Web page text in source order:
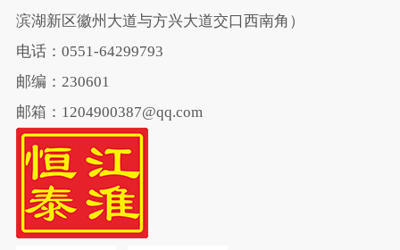
滨湖新区徽州大道与方兴大道交口西南角）
电话：0551-64299793
邮编：230601
邮箱：1204900387@qq.com